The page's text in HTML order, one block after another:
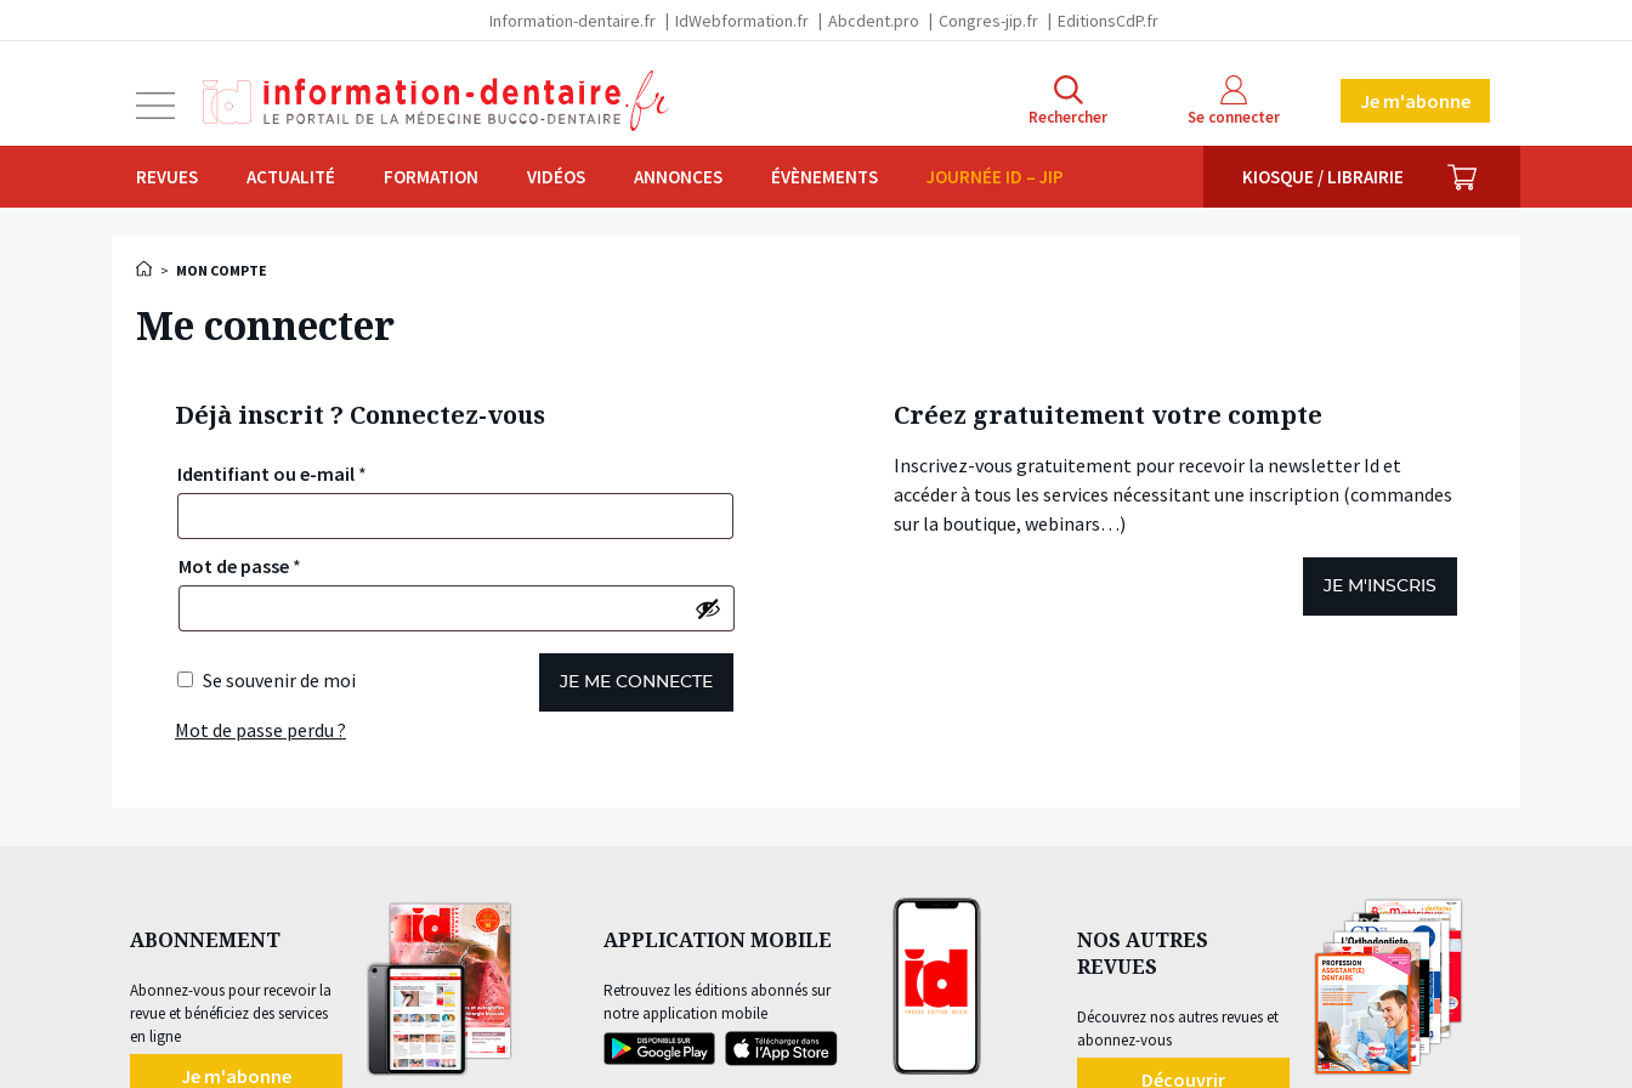
Information-dentaire.fr IdWebformation.fr Abcdent.pro Congres-jip.fr EditionsCdP.fr
navigation
Rechercher Se connecter
Je m'abonne
REVUES ACTUALITÉ FORMATION VIDÉOS ANNONCES ÉVÈNEMENTS JOURNÉE ID – JIP KIOSQUE / LIBRAIRIE PANIER
> MON COMPTE
Me connecter
Déjà inscrit ? Connectez-vous
Identifiant ou e-mail *
Mot de passe *
Se souvenir de moi JE ME CONNECTE
Mot de passe perdu ?
Créez gratuitement votre compte
Inscrivez-vous gratuitement pour recevoir la newsletter Id et
accéder à tous les services nécessitant une inscription (commandes
sur la boutique, webinars…)
JE M'INSCRIS
ABONNEMENT
Abonnez-vous pour recevoir la
revue et bénéficiez des services
en ligne
Je m'abonne
APPLICATION MOBILE
Retrouvez les éditions abonnés sur
notre application mobile
NOS AUTRES
REVUES
Découvrez nos autres revues et
abonnez-vous
Découvrir